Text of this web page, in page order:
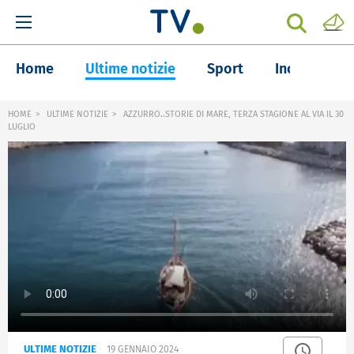
Home Ultime notizie Sport Inchieste
HOME ULTIME NOTIZIE
AZZURRO..STORIE DI MARE, TERZA STAGIONE AL VIA IL 30
LUGLIO
ULTIME NOTIZIE 19 GENNAIO 2024